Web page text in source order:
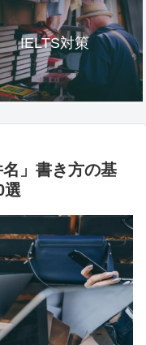
IELTS対策
名」書き方の基
選